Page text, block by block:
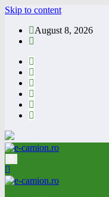
Skip to content
August 8, 2026